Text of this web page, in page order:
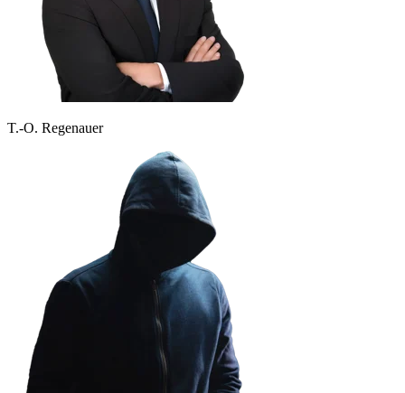
T.-O. Regenauer